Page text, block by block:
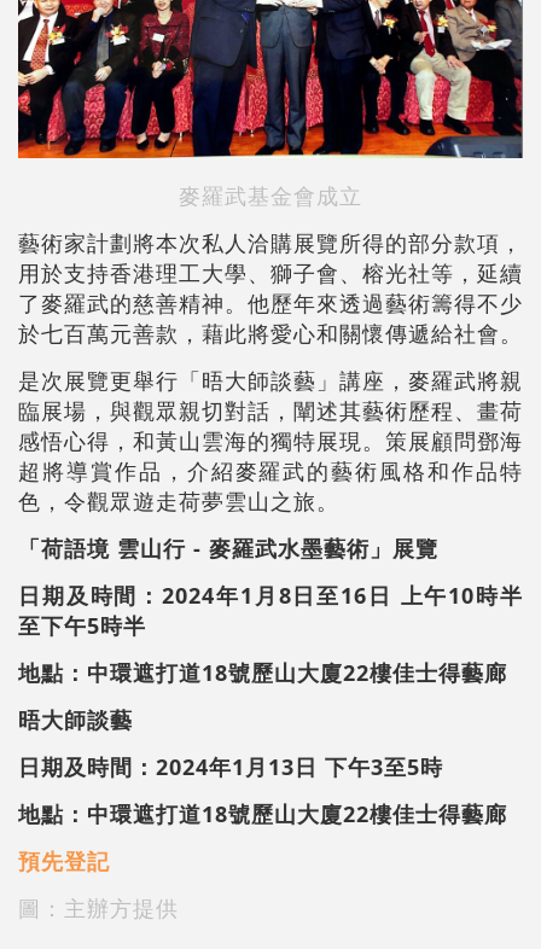
麥羅武基金會成立
藝術家計劃將本次私人洽購展覽所得的部分款項，
用於支持香港理工大學、獅子會、榕光社等，延續
了麥羅武的慈善精神。他歷年來透過藝術籌得不少
於七百萬元善款，藉此將愛心和關懷傳遞給社會。
是次展覽更舉行「晤大師談藝」講座，麥羅武將親
臨展場，與觀眾親切對話，闡述其藝術歷程、畫荷
感悟心得，和黃山雲海的獨特展現。策展顧問鄧海
超將導賞作品，介紹麥羅武的藝術風格和作品特
色，令觀眾遊走荷夢雲山之旅。
「荷語境 雲山行 - 麥羅武水墨藝術」展覽
日期及時間：2024年1月8日至16日 上午10時半
至下午5時半
地點：中環遮打道18號歷山大廈22樓佳士得藝廊
晤大師談藝
日期及時間： 2024年1月13日 下午3至5時
地點：中環遮打道18號歷山大廈22樓佳士得藝廊
預先登記
圖：主辦方提供